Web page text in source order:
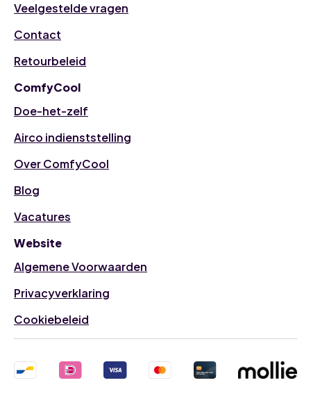
Veelgestelde vragen
Contact
Retourbeleid
ComfyCool
Doe-het-zelf
Airco indienststelling
Over ComfyCool
Blog
Vacatures
Website
Algemene Voorwaarden
Privacyverklaring
Cookiebeleid